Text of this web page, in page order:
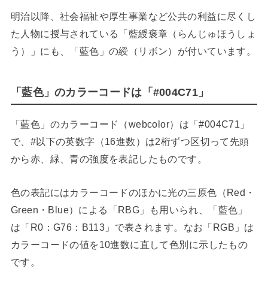
明治以降、社会福祉や厚生事業など公共の利益に尽くし
た人物に授与されている「藍綬褒章（らんじゅほうしょ
う）」にも、「藍色」の綬（リボン）が付いています。
「藍色」のカラーコードは「#004C71」
「藍色」のカラーコード（webcolor）は「#004C71」
で、#以下の英数字（16進数）は2桁ずつ区切って先頭
から赤、緑、青の強度を表記したものです。
色の表記にはカラーコードのほかに光の三原色（Red・
Green・Blue）による「RBG」も用いられ、「藍色」
は「R0：G76：B113」で表されます。なお「RGB」は
カラーコードの値を10進数に直して色別に示したもの
です。